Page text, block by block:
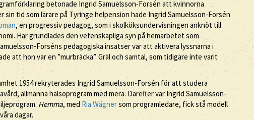
betonade Ingrid Samuelsson-Forsén att kvinnorna
tid som lärare på Tyringe helpension hade Ingrid Samuelsson-Forsén
, en progressiv pedagog, som i skolköksundervisningen anknöt till
Här grundlades den vetenskapliga syn på hemarbetet som
Forséns pedagogiska insatser var att aktivera lyssnarna i
att hon var en ”murbräcka”. Gräl och samtal, som tidigare inte varit
1954 rekryterades Ingrid Samuelsson-Forsén för att studera
allmänna hälsoprogram med mera. Därefter var Ingrid Samuelsson-
Hemma, med Ria Wägnersom programledare, fick stå modell
dagar.